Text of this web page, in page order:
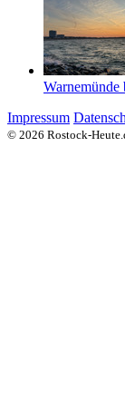
Warnemünde
Impressum
© 2026 Rostock-